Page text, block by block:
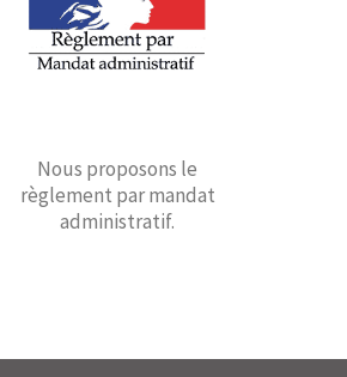
Nous proposons le
règlement par mandat
administratif.